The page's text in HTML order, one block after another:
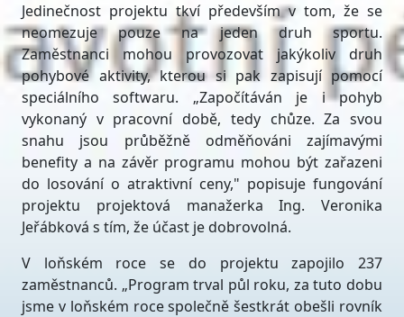
Jedinečnost projektu tkví především v tom, že se
neomezuje pouze na jeden druh sportu.
Zaměstnanci mohou provozovat jakýkoliv druh
pohybové aktivity, kterou si pak zapisují pomocí
speciálního softwaru. „Započítáván je i pohyb
vykonaný v pracovní době, tedy chůze. Za svou
snahu jsou průběžně odměňováni zajímavými
benefity a na závěr programu mohou být zařazeni
do losování o atraktivní ceny," popisuje fungování
projektu projektová manažerka Ing. Veronika
Jeřábková s tím, že účast je dobrovolná.
V loňském roce se do projektu zapojilo 237
zaměstnanců. „Program trval půl roku, za tuto dobu
jsme v loňském roce společně šestkrát obešli rovník